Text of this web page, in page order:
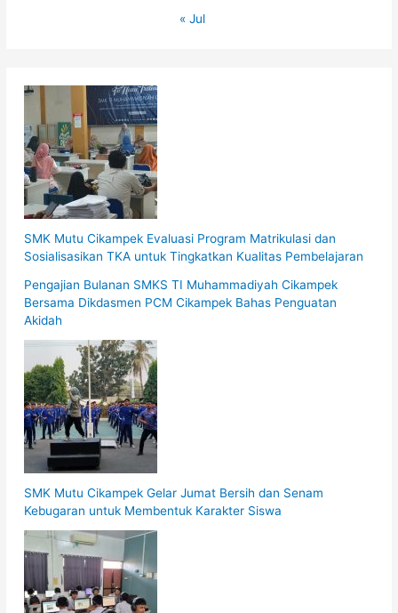
« Jul
SMK Mutu Cikampek Evaluasi Program Matrikulasi dan
Sosialisasikan TKA untuk Tingkatkan Kualitas Pembelajaran
Pengajian Bulanan SMKS TI Muhammadiyah Cikampek
Bersama Dikdasmen PCM Cikampek Bahas Penguatan
Akidah
SMK Mutu Cikampek Gelar Jumat Bersih dan Senam
Kebugaran untuk Membentuk Karakter Siswa